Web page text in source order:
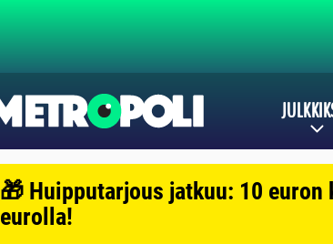
🎁 Huipputarjous jatkuu: 10
eurolla!